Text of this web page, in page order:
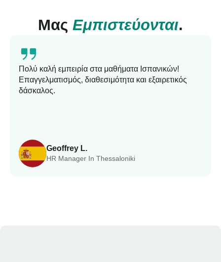
Μας Εμπιστεύονται.
Geoffrey L.
HR Manager In Thessaloniki
Πολύ καλή εμπειρία στα μαθήματα Ισπανικών!
Επαγγελματισμός, διαθεσιμότητα και εξαιρετικός
δάσκαλος.